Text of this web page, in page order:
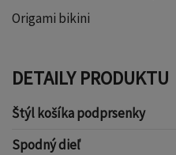
Origami bikini
DETAILY PRODUKTU
Štýl košíka podprsenky
Spodný dieľ